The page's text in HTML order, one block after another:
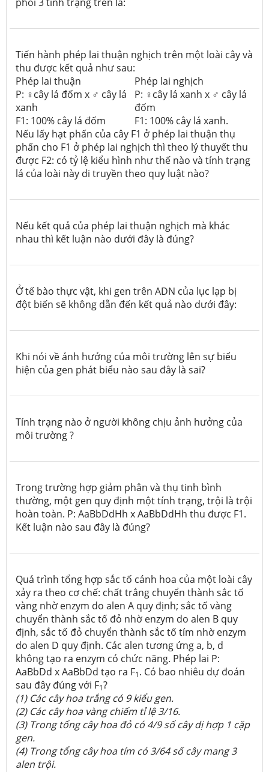
Tiến hành phép lai thuận nghịch trên một loài cây và
thu được kết quả như sau:
Phép lai thuận
Phép lai nghịch
P: ♀cây lá đốm x ♂ cây lá
xanh
P: ♀cây lá xanh x ♂ cây lá
đốm
F1: 100% cây lá đốm
F1: 100% cây lá xanh.
Nếu lấy hạt phấn của cây F1 ở phép lai thuận thụ
phấn cho F1 ở phép lai nghịch thì theo lý thuyết thu
được F2: có tỷ lệ kiểu hình như thế nào và tính trạng
lá của loài này di truyền theo quy luật nào?
Nếu kết quả của phép lai thuận nghịch mà khác
nhau thì kết luận nào dưới đây là đúng?
Ở tế bào thực vật, khi gen trên ADN của lục lạp bị
đột biến sẽ không dẫn đến kết quả nào dưới đây:
Khi nói về ảnh hưởng của môi trường lên sự biểu
hiện của gen phát biểu nào sau đây là sai?
Tính trạng nào ở người không chịu ảnh hưởng của
môi trường ?
Trong trường hợp giảm phân và thụ tinh bình
thường, một gen quy định một tính trạng, trội là trội
hoàn toàn. P: AaBbDdHh x AaBbDdHh thu được F1.
Kết luận nào sau đây là đúng?
Quá trình tổng hợp sắc tố cánh hoa của một loài cây
xảy ra theo cơ chế: chất trắng chuyển thành sắc tố
vàng nhờ enzym do alen A quy định; sắc tố vàng
chuyển thành sắc tố đỏ nhờ enzym do alen B quy
định, sắc tố đỏ chuyển thành sắc tố tím nhờ enzym
do alen D quy định. Các alen tương ứng a, b, d
không tạo ra enzym có chức năng. Phép lai P:
AaBbDd x AaBbDd tạo ra F1. Có bao nhiêu dự đoán
sau đây đúng với F1?
(1) Các cây hoa trắng có 9 kiểu gen.
(2) Các cây hoa vàng chiếm tỉ lệ 3/16.
(3) Trong tổng cây hoa đỏ có 4/9số cây dị hợp 1 cặp
gen.
(4) Trong tổng cây hoa tím có 3/64số cây mang 3
alen trội.